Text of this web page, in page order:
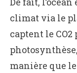
climat via le
captent le
manière que